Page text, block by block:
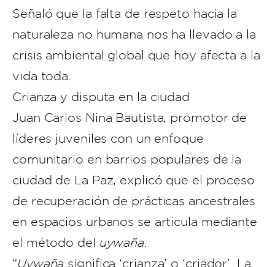
Señaló que la falta de respeto hacia la
naturaleza no humana nos ha llevado a la
crisis ambiental global que hoy afecta a la
vida toda.
Crianza y disputa en la ciudad
Juan Carlos Nina Bautista, promotor de
líderes juveniles con un enfoque
comunitario en barrios populares de la
ciudad de La Paz, explicó que el proceso
de recuperación de prácticas ancestrales
en espacios urbanos se articula mediante
el método del uywaña
“Uywaña significa ‘crianza’ o ‘criador’. La